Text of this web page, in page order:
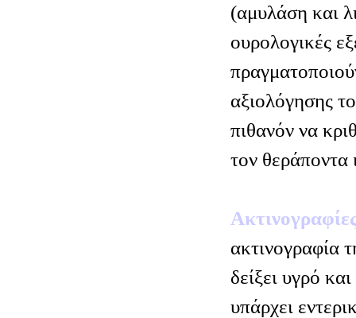
(αμυλάση και
ουρολογικές
αξιολόγησης
πιθανόν να
τον θεράποντα
ακτινογραφία
δείξει υγρό
υπάρχει